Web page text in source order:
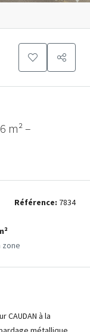
m² –
Référence: 7834
zone
à la